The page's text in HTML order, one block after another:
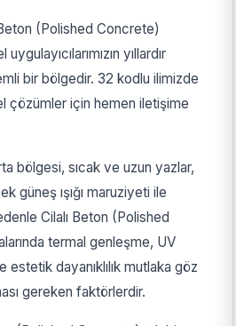
(Polished Concrete)
yıllardır
bir bölgedir. 32 kodlu ilimizde
çözümler için hemen iletişime
bölgesi, sıcak ve uzun yazlar,
güneş ışığı maruziyeti ile
Cilalı Beton (Polished
termal genleşme, UV
estetik dayanıklılık mutlaka göz
gereken faktörlerdir.